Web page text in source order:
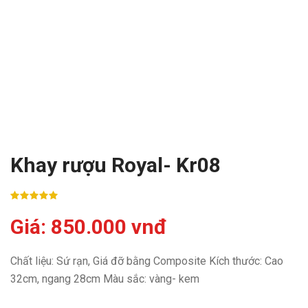
Khay rượu Royal- Kr08
Giá: 850.000 vnđ
Chất liệu: Sứ rạn, Giá đỡ bằng Composite Kích thước: Cao
32cm, ngang 28cm Màu sắc: vàng- kem